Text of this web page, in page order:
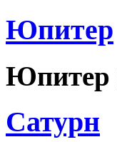
Юпитер
Юпитер
Сатурн